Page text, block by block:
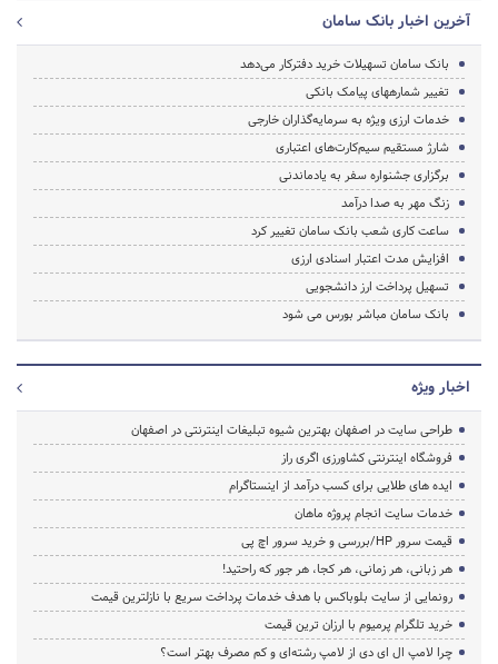
آخرین اخبار بانک سامان
بانک سامان تسهیلات خرید دفترکار می‌دهد
تغییر شماره‎های پیامک‌ بانکی
خدمات ارزی ویژه به سرمایه‌گذاران خارجی
شارژ مستقیم سیم‌کارت‌های اعتباری
برگزاری جشنواره سفر به یادماندنی
زنگ مهر به صدا درآمد
ساعت کاری شعب بانک سامان تغییر کرد
افزایش مدت اعتبار اسنادی ارزی
تسهیل پرداخت ارز دانشجویی
بانک سامان مباشر بورس می شود
اخبار ویژه
طراحی سایت در اصفهان بهترین شیوه تبلیغات اینترنتی در اصفهان
فروشگاه اینترنتی کشاورزی اگری راز
ایده های طلایی برای کسب درآمد از اینستاگرام
خدمات سایت انجام پروژه ماهان
قیمت سرور HP/بررسی و خرید سرور اچ پی
هر زبانی، هر زمانی، هر کجا، هر جور که راحتید!
رونمایی از سایت بلوباکس با هدف خدمات پرداخت سریع با نازلترین قیمت
خرید تلگرام پرمیوم با ارزان ترین قیمت
چرا لامپ ال ای دی از لامپ رشته‌ای و کم مصرف بهتر است؟